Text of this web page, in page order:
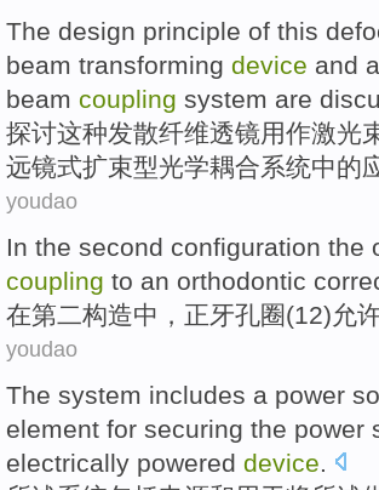
The design principle of this
beam transforming device and
beam coupling system are
探讨这种发散纤维透镜用作激光
远镜式扩束型光学耦合系统中的
youdao
In the second configuration the
coupling to an orthodontic
在第二构造中，正牙孔圈(12)允
youdao
The system includes a power
element for securing the power
electrically powered device